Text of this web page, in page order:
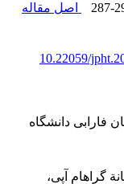
287-
اصل مقاله
10.22059/
فارابی دانشگاه
گراهام آپی،